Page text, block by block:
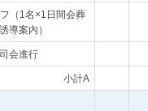
（1名×1日間会葬
導案内）
司会進行
小計A